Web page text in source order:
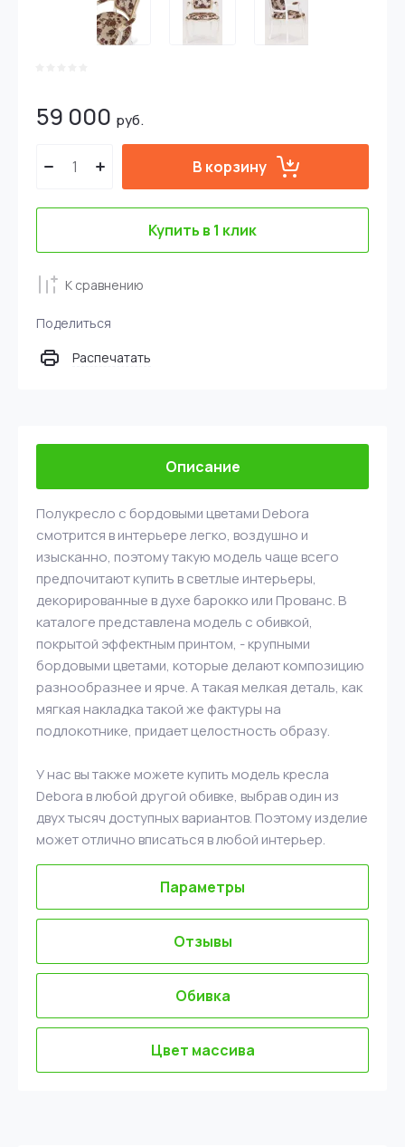
59 000 руб.
В корзину
Купить в 1 клик
К сравнению
Поделиться
Распечатать
Описание
Полукресло с бордовыми цветами Debora
смотрится в интерьере легко, воздушно и
изысканно, поэтому такую модель чаще всего
предпочитают купить в светлые интерьеры,
декорированные в духе барокко или Прованс. В
каталоге представлена модель с обивкой,
покрытой эффектным принтом, - крупными
бордовыми цветами, которые делают композицию
разнообразнее и ярче. А такая мелкая деталь, как
мягкая накладка такой же фактуры на
подлокотнике, придает целостность образу.
У нас вы также можете купить модель кресла
Debora в любой другой обивке, выбрав один из
двух тысяч доступных вариантов. Поэтому изделие
может отлично вписаться в любой интерьер.
Параметры
Отзывы
Обивка
Цвет массива